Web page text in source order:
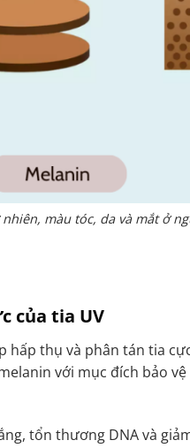
màu tóc, da và mắt ở
của tia UV
thụ và phân tán tia
với mục đích bảo
tổn thương DNA và